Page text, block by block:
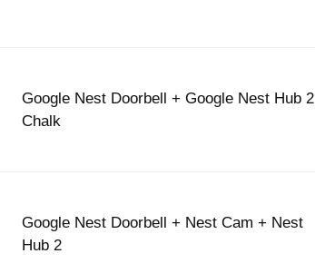
Google Nest Doorbell + Google Nest Hub 2
Chalk
Google Nest Doorbell + Nest Cam + Nest
Hub 2